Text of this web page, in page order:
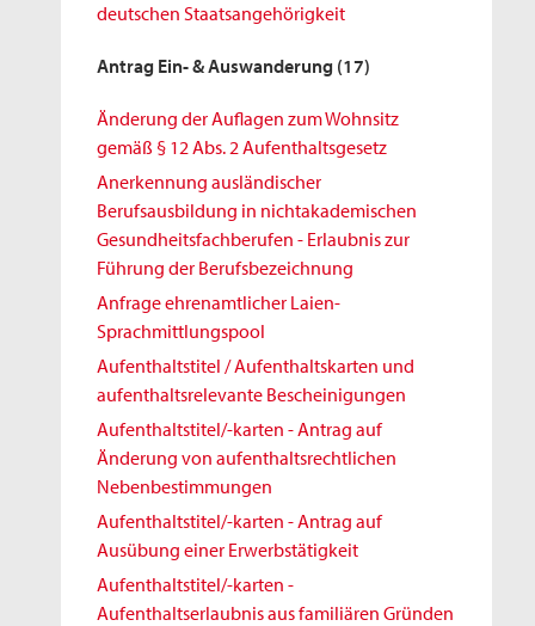
deutschen Staatsangehörigkeit
Antrag Ein- & Auswanderung (17)
Änderung der Auflagen zum Wohnsitz
gemäß § 12 Abs. 2 Aufenthaltsgesetz
Anerkennung ausländischer
Berufsausbildung in nichtakademischen
Gesundheitsfachberufen - Erlaubnis zur
Führung der Berufsbezeichnung
Anfrage ehrenamtlicher Laien-
Sprachmittlungspool
Aufenthaltstitel / Aufenthaltskarten und
aufenthaltsrelevante Bescheinigungen
Aufenthaltstitel/-karten - Antrag auf
Änderung von aufenthaltsrechtlichen
Nebenbestimmungen
Aufenthaltstitel/-karten - Antrag auf
Ausübung einer Erwerbstätigkeit
Aufenthaltstitel/-karten -
Aufenthaltserlaubnis aus familiären Gründen